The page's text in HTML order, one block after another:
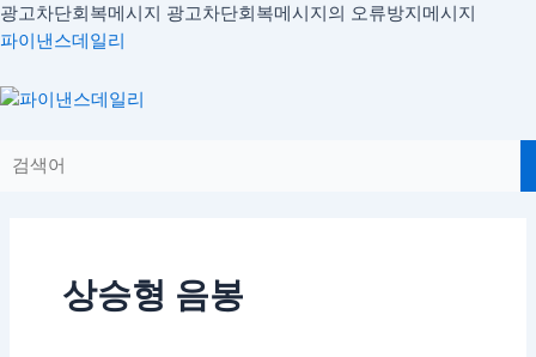
광고차단회복메시지 광고차단회복메시지의 오류방지메시지
파이낸스데일리
상승형 음봉